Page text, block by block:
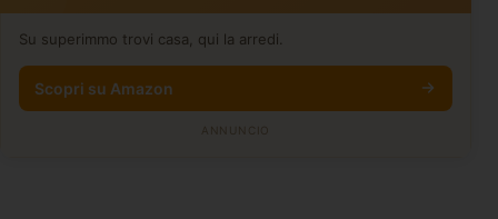
Su superimmo trovi casa, qui la arredi.
Scopri su Amazon
ANNUNCIO